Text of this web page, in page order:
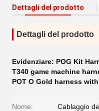
Dettagli del prodotto
Dettagli del prodotto
Evidenziare: POG Kit
T340 game machine
POT O Gold harness
Nome: Cablaggio